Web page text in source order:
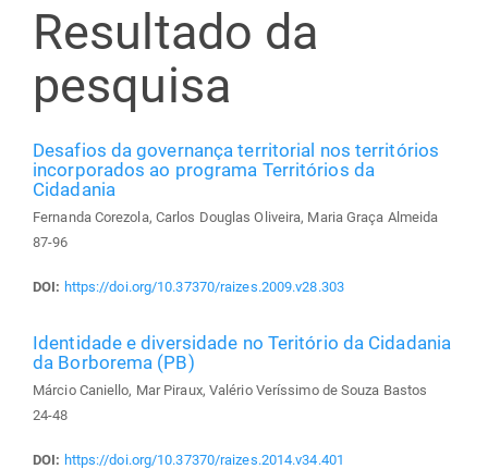
Resultado da
pesquisa
Desafios da governança territorial nos territórios
incorporados ao programa Territórios da
Cidadania
Fernanda Corezola, Carlos Douglas Oliveira, Maria Graça Almeida
87-96
DOI: https://doi.org/10.37370/raizes.2009.v28.303
Identidade e diversidade no Teritório da Cidadania
da Borborema (PB)
Márcio Caniello, Mar Piraux, Valério Veríssimo de Souza Bastos
24-48
DOI: https://doi.org/10.37370/raizes.2014.v34.401